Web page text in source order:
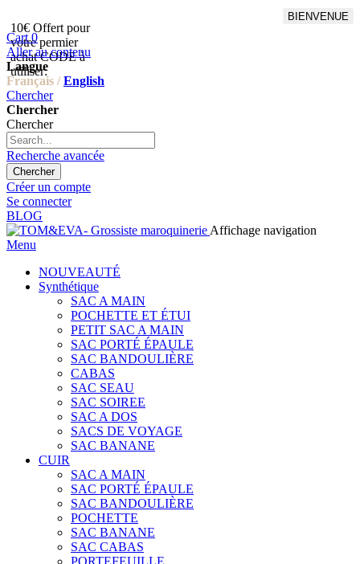
10€ Offert pour
votre permier
achat CODE à
utiliser:
BIENVENUE
Cart 0
Aller au contenu
Langue
Français / English
Chercher
Chercher
Chercher
Recherche avancée
Chercher
Créer un compte
Se connecter
BLOG
Affichage navigation
Menu
NOUVEAUTÉ
Synthétique
SAC A MAIN
POCHETTE ET ÉTUI
PETIT SAC A MAIN
SAC PORTÉ ÉPAULE
SAC BANDOULIÈRE
CABAS
SAC SEAU
SAC SOIREE
SAC A DOS
SACS DE VOYAGE
SAC BANANE
CUIR
SAC A MAIN
SAC PORTÉ ÉPAULE
SAC BANDOULIÈRE
POCHETTE
SAC BANANE
SAC CABAS
PORTEFEUILLE